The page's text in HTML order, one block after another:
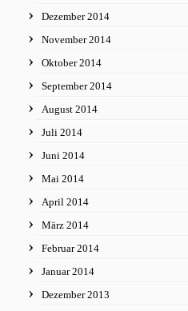
Dezember 2014
November 2014
Oktober 2014
September 2014
August 2014
Juli 2014
Juni 2014
Mai 2014
April 2014
März 2014
Februar 2014
Januar 2014
Dezember 2013